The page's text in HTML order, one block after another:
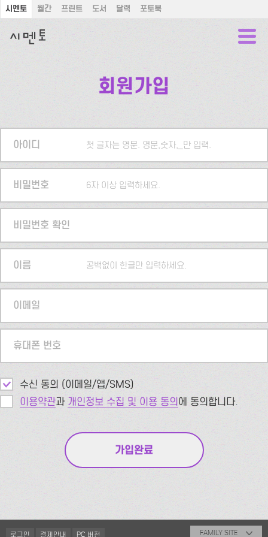
시멘토 월간 프린트 도서 달력 포토북
회원가입
아이디 첫 글자는 영문. 영문,숫자,_만 입력.
비밀번호 6자 이상 입력하세요.
비밀번호 확인
이름 공백없이 한글만 입력하세요.
이메일
휴대폰 번호
수신 동의 (이메일/앱/SMS)
이용약관과 개인정보 수집 및 이용 동의에 동의합니다.
로그인 결제안내 PC 버전 FAMILY SITE